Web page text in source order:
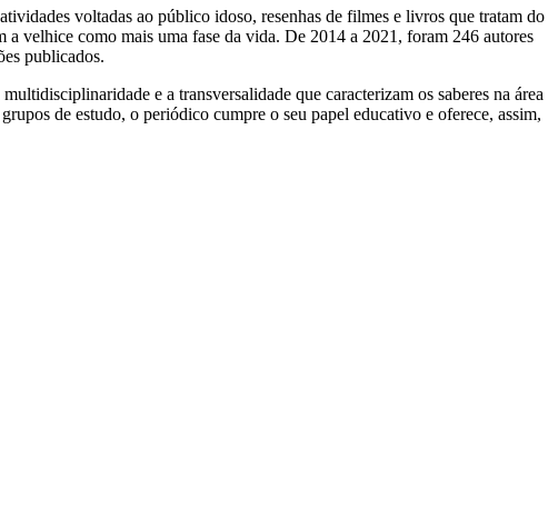
voltadas ao público idoso, resenhas de filmes e livros que tratam do
a velhice como mais uma fase da vida. De 2014 a 2021, foram 246 autores
publicados.
e a transversalidade que caracterizam os saberes na área
de estudo, o periódico cumpre o seu papel educativo e oferece, assim,